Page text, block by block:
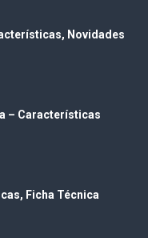
Novidades
– Características
Ficha Técnica